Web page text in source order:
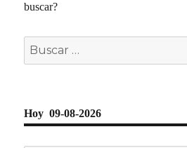
buscar?
Buscar
por:
Hoy 09-08-2026